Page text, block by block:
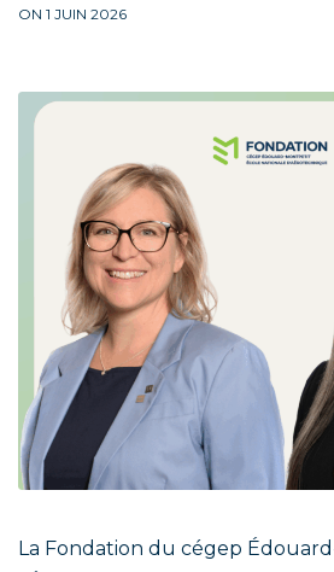
ON 1 JUIN 2026
La Fondation du cégep